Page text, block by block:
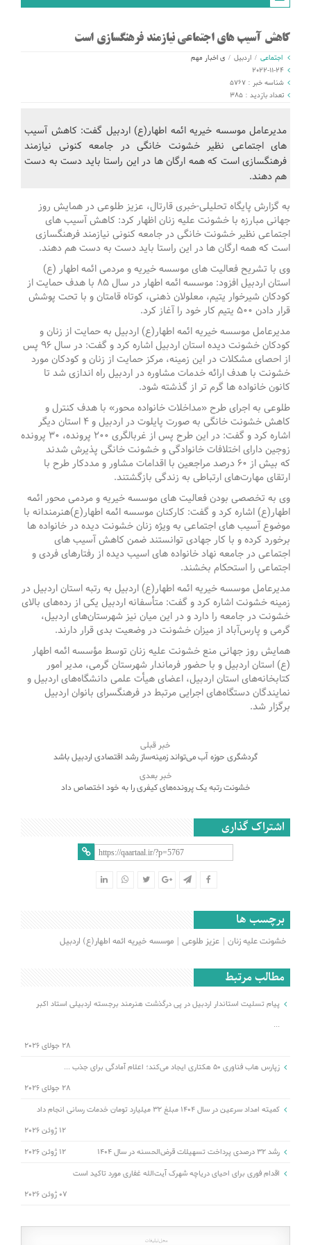
کاهش آسیب های اجتماعی نیازمند فرهنگسازی است
اجتماعی / اردبیل / ی اخبار مهم
2022-11-24
شناسه خبر : 5767
تعداد بازدید : 385
مدیرعامل موسسه خیریه ائمه اطهار(ع) اردبیل گفت: کاهش آسیب
های اجتماعی نظیر خشونت خانگی در جامعه کنونی نیازمند
فرهنگسازی است که همه ارگان ها در این راستا باید دست به دست
هم دهند.
به گزارش پایگاه تحلیلی-خبری قارتال، عزیز طلوعی در همایش روز
جهانی مبارزه با خشونت علیه زنان اظهار کرد: کاهش آسیب های
اجتماعی نظیر خشونت خانگی در جامعه کنونی نیازمند فرهنگسازی
است که همه ارگان ها در این راستا باید دست به دست هم دهند.
وی با تشریح فعالیت های موسسه خیریه و مردمی ائمه اطهار (ع)
استان اردبیل افزود: موسسه ائمه اطهار در سال 85 با هدف حمایت از
کودکان شیرخوار یتیم، معلولان ذهنی، کوتاه قامتان و با تحت پوشش
قرار دادن 500 یتیم کار خود را آغاز کرد.
مدیرعامل موسسه خیریه ائمه اطهار(ع) اردبیل به حمایت از زنان و
کودکان خشونت دیده استان اردبیل اشاره کرد و گفت: در سال 96 پس
از احصای مشکلات در این زمینه، مرکز حمایت از زنان و کودکان مورد
خشونت با هدف ارائه خدمات مشاوره در اردبیل راه اندازی شد تا
کانون خانواده ها گرم تر از گذشته شود.
طلوعی به اجرای طرح «مداخلات خانواده محور» با هدف کنترل و
کاهش خشونت خانگی به صورت پایلوت در اردبیل و ۴ استان دیگر
اشاره کرد و گفت: در این طرح پس از غربالگری ۲۰۰ پرونده، ۳۰ پرونده
زوجین دارای اختلافات خانوادگی و خشونت خانگی پذیرش شدند
که بیش از ۶۰ درصد مراجعین با اقدامات مشاور و مددکار طرح با
ارتقای مهارت‌های ارتباطی به زندگی بازگشتند.
وی به تخصصی بودن فعالیت های موسسه خیریه و مردمی محور ائمه
اطهار(ع) اشاره کرد و گفت: کارکنان موسسه ائمه اطهار(ع)هنرمندانه با
موضوع آسیب های اجتماعی به ویژه زنان خشونت دیده در خانواده ها
برخورد کرده و با کار جهادی توانستند ضمن کاهش آسیب های
اجتماعی در جامعه نهاد خانواده های اسیب دیده از رفتارهای فردی و
اجتماعی را استحکام بخشند.
مدیرعامل موسسه خیریه ائمه اطهار(ع) اردبیل به رتبه استان اردبیل در
زمینه خشونت اشاره کرد و گفت: متأسفانه اردبیل یکی از رده‌های بالای
خشونت در جامعه را دارد و در این میان نیز شهرستان‌های اردبیل،
گرمی و پارس‌آباد از میزان خشونت در وضعیت بدی قرار دارند.
همایش روز جهانی منع خشونت علیه زنان توسط مؤسسه ائمه اطهار
(ع) استان اردبیل و با حضور فرماندار شهرستان گرمی، مدیر امور
کتابخانه‌های استان اردبیل، اعضای هیأت علمی دانشگاه‌های اردبیل و
نمایندگان دستگاه‌های اجرایی مرتبط در فرهنگسرای بانوان اردبیل
برگزار شد.
خبر قبلی
گردشگری حوزه آب می‌تواند زمینه‌ساز رشد اقتصادی اردبیل باشد
خبر بعدی
خشونت رتبه یک پرونده‌های کیفری را به خود اختصاص داد
اشتراک گذاری
برچسب ها
خشونت علیه زنان عزیز طلوعی موسسه خیریه ائمه اطهار(ع) اردبیل
مطالب مرتبط
پیام تسلیت استاندار اردبیل در پی درگذشت هنرمند برجسته اردبیلی استاد اکبر
...
28 جولای 2026
زپارس هاب فناوری ۵۰ هکتاری ایجاد می‌کند؛ اعلام آمادگی برای جذب ...
28 جولای 2026
کمیته امداد سرعین در سال 1404 مبلغ 32 میلیارد تومان خدمات رسانی انجام داد
12 ژوئن 2026
رشد ۳۲ درصدی پرداخت تسهیلات قرض‌الحسنه در سال ۱۴۰۴
12 ژوئن 2026
اقدام فوری برای احیای دریاچه شهرک آیت‌الله غفاری مورد تاکید است
07 ژوئن 2026